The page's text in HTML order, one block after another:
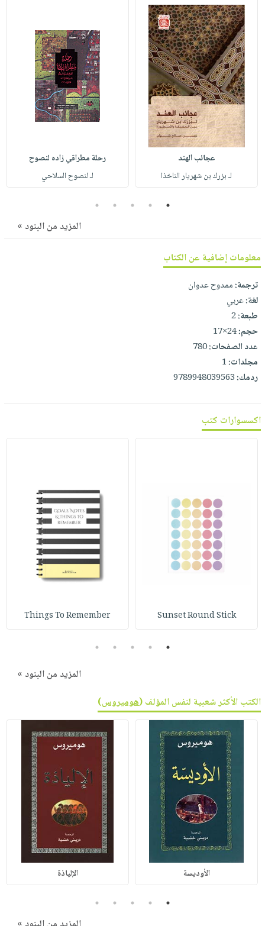
اكسسوارات
ملابس
مطرزات
حقائب
حلي
عناية
بالذات
صابون
مناسبات
القراءة
iKitab
بلا
حدود
وفرات
عن
الشركة
سياسة
الشركة
فيديوهات
يتكرر
طرحها
وفرات
انشر
تواصل
معنا
حسابك
لائحة
الأمنيات
عربة
نشرة
عجائب الهند
لـ بزرك بن شهريار الناخذا
رحلة مطراقي زاده لنصوح
لـ لنصوح السلاحي
1
2
3
4
5
المزيد من البنود »
معلومات إضافية عن الكتاب
ترجمة:ممدوح عدوان
لغة:عربي
طبعة:2
حجم:24×17
عدد الصفحات:780
مجلدات:1
ردمك:9789948039563
اكسسوارات كتب
Sunset Round Stick
Things To Remember
1
2
3
4
5
المزيد من البنود »
الكتب الأكثر شعبية لنفس المؤلف (هوميروس)
الأوديسة الإلياذة
1
2
3
4
5